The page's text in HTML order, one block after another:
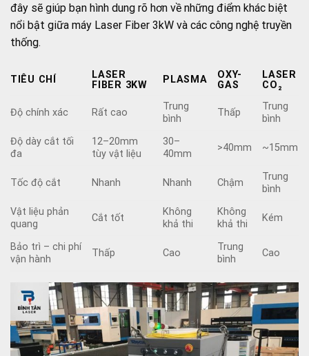
đây sẽ giúp bạn hình dung rõ hơn về những điểm khác biệt
nổi bật giữa máy Laser Fiber 3kW và các công nghệ truyền
thống.
TIÊU CHÍ
LASER
FIBER 3KW
PLASMA
OXY-
GAS
LASER
CO₂
Độ chính xác Rất cao
Trung
bình
Thấp
Trung
bình
Độ dày cắt tối
đa
12–20mm
tùy vật liệu
30–
40mm
>40mm ~15mm
Tốc độ cắt Nhanh Nhanh Chậm
Trung
bình
Vật liệu phản
quang
Cắt tốt
Không
khả thi
Không
khả thi
Kém
Bảo trì – chi phí
vận hành
Thấp Cao
Trung
bình
Cao